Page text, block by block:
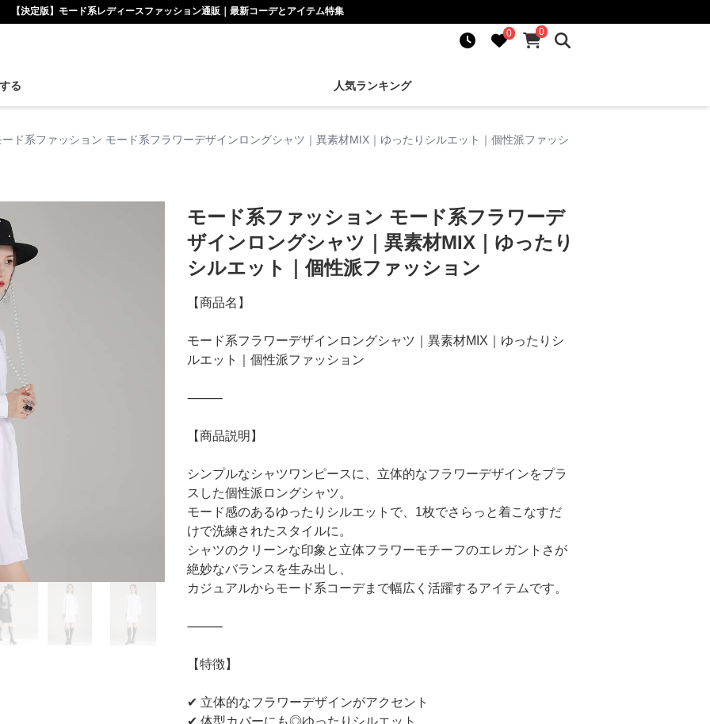
【決定版】モード系レディースファッション通販｜最新コーデとアイテム特集
0
0
る 人気ランキング
ード系ファッション モード系フラワーデザインロングシャツ｜異素材MIX｜ゆったりシルエット｜個性派ファッシ
モード系ファッション モード系フラワーデ
ザインロングシャツ｜異素材MIX｜ゆったり
シルエット｜個性派ファッション
【商品名】
モード系フラワーデザインロングシャツ｜異素材MIX｜ゆったりシ
ルエット｜個性派ファッション
⸻
【商品説明】
シンプルなシャツワンピースに、立体的なフラワーデザインをプラ
スした個性派ロングシャツ。
モード感のあるゆったりシルエットで、1枚でさらっと着こなすだ
けで洗練されたスタイルに。
シャツのクリーンな印象と立体フラワーモチーフのエレガントさが
絶妙なバランスを生み出し、
カジュアルからモード系コーデまで幅広く活躍するアイテムです。
⸻
【特徴】
✔ 立体的なフラワーデザインがアクセント
✔ 体型カバーにも◎ゆったりシルエット